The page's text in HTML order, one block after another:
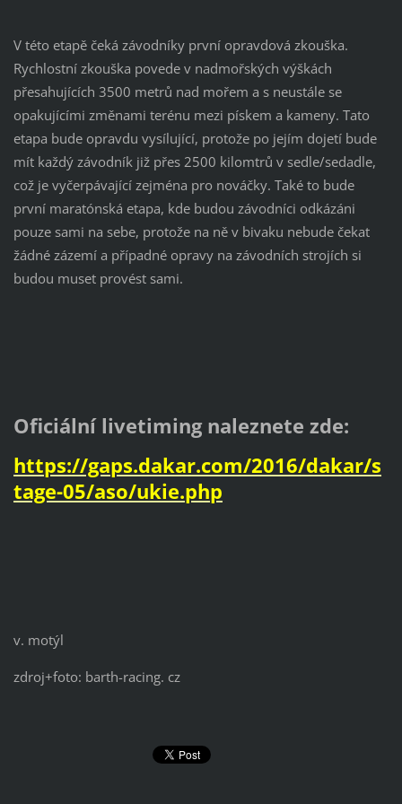
V této etapě čeká závodníky první opravdová zkouška.
Rychlostní zkouška povede v nadmořských výškách
přesahujících 3500 metrů nad mořem a s neustále se
opakujícími změnami terénu mezi pískem a kameny. Tato
etapa bude opravdu vysílující, protože po jejím dojetí bude
mít každý závodník již přes 2500 kilomtrů v sedle/sedadle,
což je vyčerpávající zejména pro nováčky. Také to bude
první maratónská etapa, kde budou závodníci odkázáni
pouze sami na sebe, protože na ně v bivaku nebude čekat
žádné zázemí a případné opravy na závodních strojích si
budou muset provést sami.
Oficiální livetiming naleznete zde:
https://gaps.dakar.com/2016/dakar/s
tage-05/aso/ukie.php
v. motýl
zdroj+foto: barth-racing. cz